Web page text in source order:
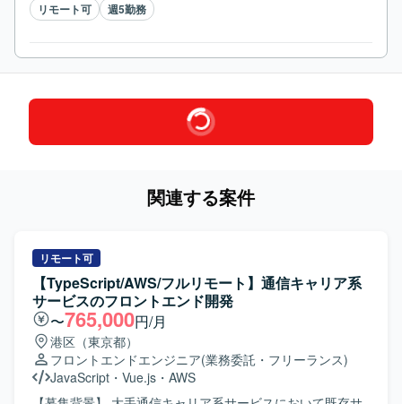
リモート可 週5勤務
関連する案件
リモート可
【TypeScript/AWS/フルリモート】通信キャリア系
サービスのフロントエンド開発
〜765,000円/月
港区（東京都）
フロントエンドエンジニア(業務委託・フリーランス)
JavaScript ・ Vue.js ・ AWS